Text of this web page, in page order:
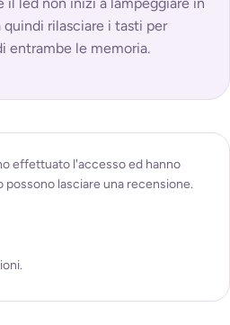
rilasciare i tasti per
entrambe le memoria.
effettuato l'accesso ed hanno
lasciare una recensione.